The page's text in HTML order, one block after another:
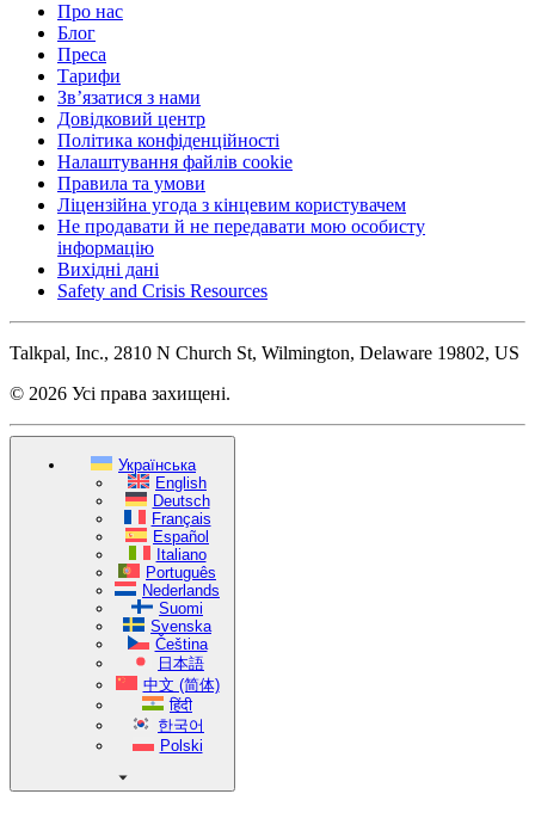
Про нас
Блог
Преса
Тарифи
Зв’язатися з нами
Довідковий центр
Політика конфіденційності
Налаштування файлів cookie
Правила та умови
Ліцензійна угода з кінцевим користувачем
Не продавати й не передавати мою особисту
інформацію
Вихідні дані
Safety and Crisis Resources
Talkpal, Inc., 2810 N Church St, Wilmington, Delaware 19802, US
© 2026 Усі права захищені.
Українська
English
Deutsch
Français
Español
Italiano
Português
Nederlands
Suomi
Svenska
Čeština
日本語
中文 (简体)
हिंदी
한국어
Polski